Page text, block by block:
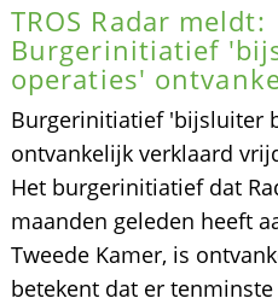
TROS Radar meldt:
Burgerinitiatief
operaties'
Burgerinitiatief 'bijsluiter
ontvankelijk verklaard
Het burgerinitiatief dat
maanden geleden heeft
Tweede Kamer, is
betekent dat er tenminste